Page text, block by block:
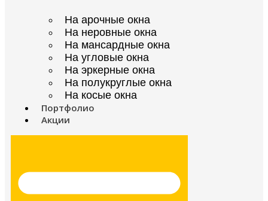
На арочные окна
На неровные окна
На мансардные окна
На угловые окна
На эркерные окна
На полукруглые окна
На косые окна
Портфолио
Акции